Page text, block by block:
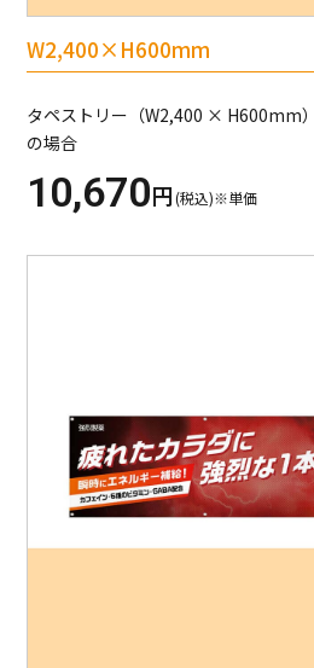
W2,400×H600mm
タペストリー（W2,400 × H600mm
の場合
10,670円(税込)※単価